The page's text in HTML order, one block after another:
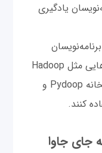
یادگیری
مسلط به این زبان می‌توانند از ابزارهایی مثل Hadoop
Streaming، افزونه Hadoopy، کتابخانه Pydoop و
جای جاوا